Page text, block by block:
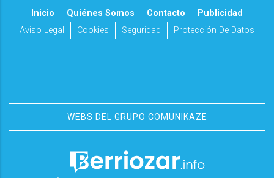
Inicio Quiénes Somos Contacto
Publicidad
Aviso Legal
Cookies Seguridad Protección De Datos
WEBS DEL GRUPO COMUNIKAZE